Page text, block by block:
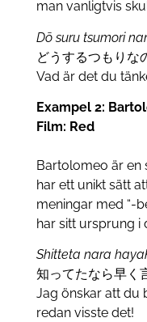
man vanligtvis
Dō suru tsumori
どうするつもりな
Vad är det du
Exampel 2:
Film: Red
Bartolomeo är en
har ett unikt sätt
meningar med “-
har sitt ursprung i
Shitteta nara
知ってたなら早く
Jag önskar att du
redan visste det!